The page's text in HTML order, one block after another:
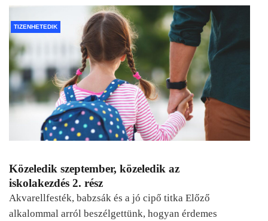
TIZENHETEDIK
Közeledik szeptember, közeledik az
iskolakezdés 2. rész
Akvarellfesték, babzsák és a jó cipő titka Előző
alkalommal arról beszélgettünk, hogyan érdemes